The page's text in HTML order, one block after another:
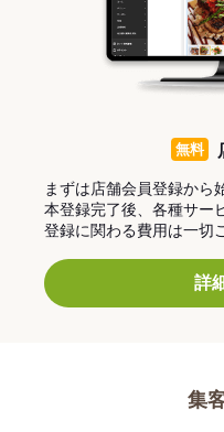
無料
まずは店舗会員登録から
本登録完了後、各種サー
登録に関わる費用は一切
詳
集